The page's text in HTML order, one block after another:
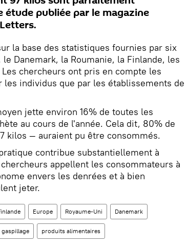
étude publiée par le magazine
la base des statistiques fournies par six
Danemark, la Roumanie, la Finlande, les
chercheurs ont pris en compte les
les individus que par les établissements de
jette environ 16% de toutes les
au cours de l'année. Cela dit, 80% de
kilos — auraient pu être consommés.
contribue substantiellement à
appellent les consommateurs à
envers les denrées et à bien
jeter.
Europe Royaume-Uni Danemark
gaspillage produits alimentaires